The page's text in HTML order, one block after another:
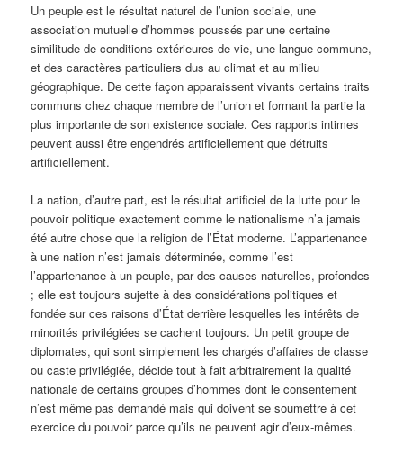
Un peuple est le résultat naturel de l’union sociale, une
association mutuelle d’hommes poussés par une certaine
similitude de conditions extérieures de vie, une langue commune,
et des caractères particuliers dus au climat et au milieu
géographique. De cette façon apparaissent vivants certains traits
communs chez chaque membre de l’union et formant la partie la
plus importante de son existence sociale. Ces rapports intimes
peuvent aussi être engendrés artificiellement que détruits
artificiellement.
La nation, d’autre part, est le résultat artificiel de la lutte pour le
pouvoir politique exactement comme le nationalisme n’a jamais
été autre chose que la religion de l’État moderne. L’appartenance
à une nation n’est jamais déterminée, comme l’est
l’appartenance à un peuple, par des causes naturelles, profondes
; elle est toujours sujette à des considérations politiques et
fondée sur ces raisons d’État derrière lesquelles les intérêts de
minorités privilégiées se cachent toujours. Un petit groupe de
diplomates, qui sont simplement les chargés d’affaires de classe
ou caste privilégiée, décide tout à fait arbitrairement la qualité
nationale de certains groupes d’hommes dont le consentement
n’est même pas demandé mais qui doivent se soumettre à cet
exercice du pouvoir parce qu’ils ne peuvent agir d’eux-mêmes.